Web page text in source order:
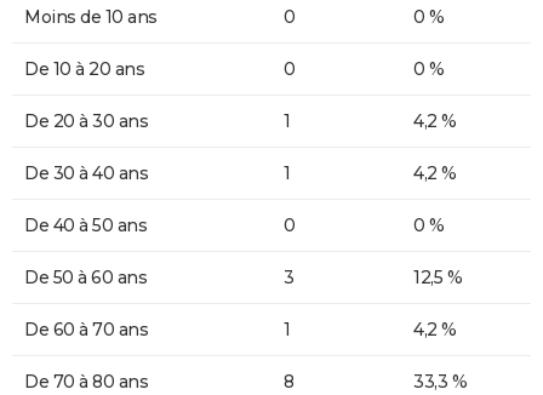
Moins de 10 ans 0 0 %
De 10 à 20 ans 0 0 %
De 20 à 30 ans 1 4,2 %
De 30 à 40 ans 1 4,2 %
De 40 à 50 ans 0 0 %
De 50 à 60 ans 3 12,5 %
De 60 à 70 ans 1 4,2 %
De 70 à 80 ans 8 33,3 %